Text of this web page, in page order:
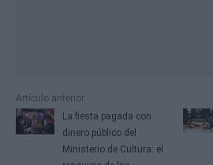
Artículo anterior
La fiesta pagada con
dinero público del
Ministerio de Cultura: el